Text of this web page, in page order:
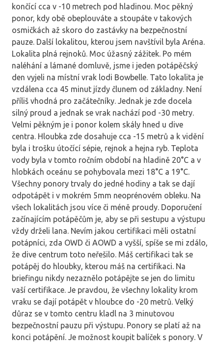
končící cca v -10 metrech pod hladinou. Moc pěkný
ponor, kdy obě obeplouváte a stoupáte v takových
osmičkách až skoro do zastávky na bezpečnostní
pauze. Další lokalitou, kterou jsem navštívil byla Aréna.
Lokalita plná rejnoků. Moc úžasný zážitek. Po mém
naléhání a lámané domluvě, jsme i jeden potápěčský
den vyjeli na místní vrak lodi Bowbelle. Tato lokalita je
vzdálena cca 45 minut jízdy člunem od základny. Není
příliš vhodná pro začátečníky. Jednak je zde docela
silný proud a jednak se vrak nachází pod -30 metry.
Velmi pěkným je i ponor kolem skály hned u dive
centra. Hloubka zde dosahuje cca -15 metrů a k vidění
byla i trošku útočící sépie, rejnok a hejna ryb. Teplota
vody byla v tomto ročním období na hladině 20°C a v
hlobkách oceánu se pohybovala mezi 18°C a 19°C.
Všechny ponory trvaly do jedné hodiny a tak se dají
odpotápět i v mokrém 5mm neoprénovém obleku. Na
všech lokalitách jsou více či méně proudy. Doporučení
začínajícím potápěčům je, aby se při sestupu a výstupu
vždy drželi lana. Nevím jakou certifikaci měli ostatní
potápníci, zda OWD či AOWD a vyšší, spíše se mi zdálo,
že dive centrum toto neřešilo. Máš certifikaci tak se
potápěj do hloubky, kterou máš na certifikaci. Na
briefingu nikdy nezaznělo potápějte se jen do limitu
vaší certifikace. Je pravdou, že všechny lokality krom
vraku se dají potápět v hloubce do -20 metrů. Velký
důraz se v tomto centru kladl na 3 minutovou
bezpečnostní pauzu při výstupu. Ponory se platí až na
konci potápění. Je možnost koupit balíček s ponory. V